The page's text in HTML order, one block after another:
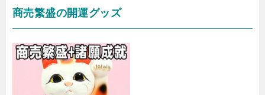
商売繁盛の開運グッズ